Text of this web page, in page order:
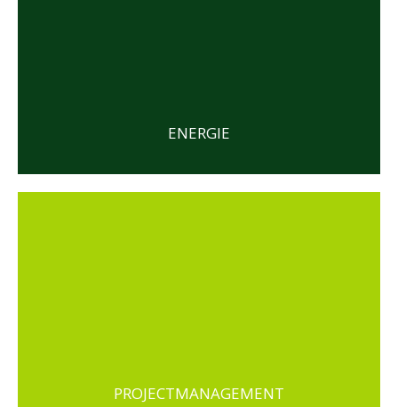
ENERGIE
PROJECTMANAGEMENT